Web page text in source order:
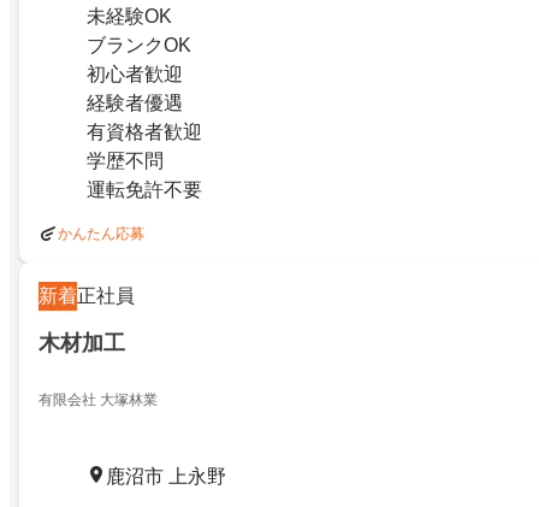
未経験OK
ブランクOK
初心者歓迎
経験者優遇
有資格者歓迎
学歴不問
運転免許不要
かんたん応募
新着正社員
木材加工
有限会社 大塚林業
鹿沼市 上永野